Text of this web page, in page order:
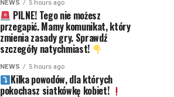
NEWS 5 hours ago
PILNE! Tego nie możesz
przegapić. Mamy komunikat, który
zmienia zasady gry. Sprawdź
szczegóły natychmiast!
NEWS 5 hours ago
Kilka powodów, dla których
pokochasz siatkówkę kobiet!